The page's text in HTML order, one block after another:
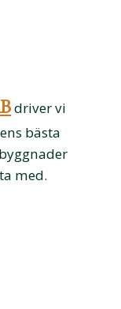
driver vi
bästa
med.